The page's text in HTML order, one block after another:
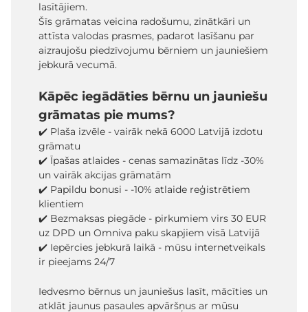
lasītājiem.
Šīs grāmatas veicina radošumu, zinātkāri un
attīsta valodas prasmes, padarot lasīšanu par
aizraujošu piedzīvojumu bērniem un jauniešiem
jebkurā vecumā.
Kāpēc iegādāties bērnu un jauniešu
grāmatas pie mums?
✔️ Plaša izvēle - vairāk nekā 6000 Latvijā izdotu
grāmatu
✔️ Īpašas atlaides - cenas samazinātas līdz -30%
un vairāk akcijas grāmatām
✔️ Papildu bonusi - -10% atlaide reģistrētiem
klientiem
✔️ Bezmaksas piegāde - pirkumiem virs 30 EUR
uz DPD un Omniva paku skapjiem visā Latvijā
✔️ Iepērcies jebkurā laikā - mūsu internetveikals
ir pieejams 24/7
Iedvesmo bērnus un jauniešus lasīt, mācīties un
atklāt jaunus pasaules apvāršņus ar mūsu